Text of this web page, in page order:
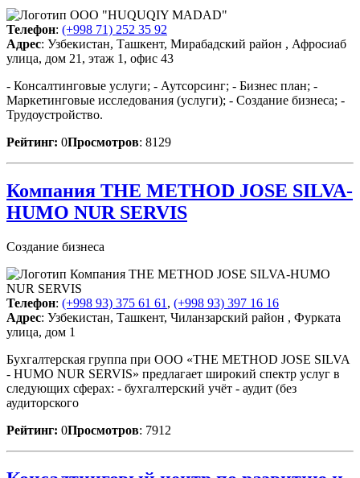
Телефон: (+998 71) 252 35 92
Адрес: Узбекистан, Ташкент, Мирабадский район , Афросиаб
улица, дом 21, этаж 1, офис 43
- Консалтинговые услуги; - Аутсорсинг; - Бизнес план; -
Маркетинговые исследования (услуги); - Создание бизнеса; -
Трудоустройство.
Рейтинг: 0Просмотров: 8129
Компания THE METHOD JOSE SILVA-
HUMO NUR SERVIS
Создание бизнеса
Телефон: (+998 93) 375 61 61 , (+998 93) 397 16 16
Адрес: Узбекистан, Ташкент, Чиланзарский район , Фурката
улица, дом 1
Бухгалтерская группа при ООО «THE METHOD JOSE SILVA
- HUMO NUR SERVIS» предлагает широкий спектр услуг в
следующих сферах: - бухгалтерский учёт - аудит (без
аудиторского
Рейтинг: 0Просмотров: 7912